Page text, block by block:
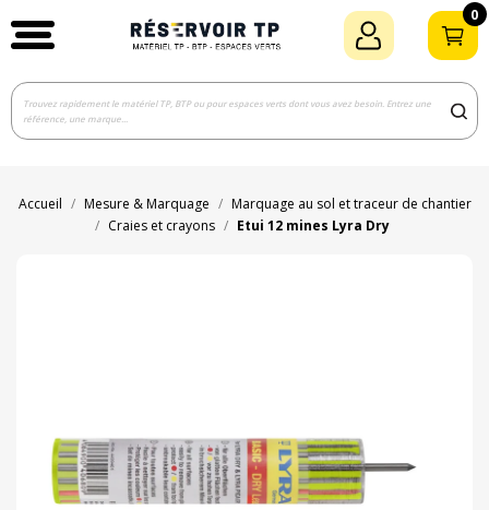
0
Accueil Mesure & Marquage
Marquage au sol et traceur de chantier
Craies et crayons
Etui 12 mines Lyra Dry